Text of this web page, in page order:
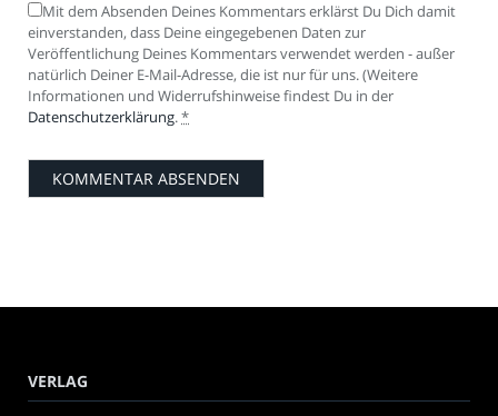
Mit dem Absenden Deines Kommentars erklärst Du Dich damit
einverstanden, dass Deine eingegebenen Daten zur
Veröffentlichung Deines Kommentars verwendet werden - außer
natürlich Deiner E-Mail-Adresse, die ist nur für uns. (Weitere
Informationen und Widerrufshinweise findest Du in der
Datenschutzerklärung.*
VERLAG